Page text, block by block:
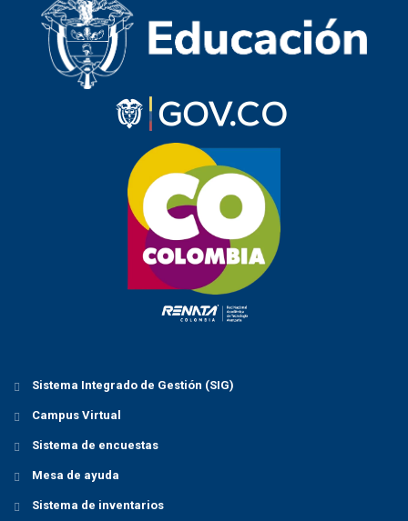
Sistema Integrado de Gestión (SIG)
Campus Virtual
Sistema de encuestas
Mesa de ayuda
Sistema de inventarios